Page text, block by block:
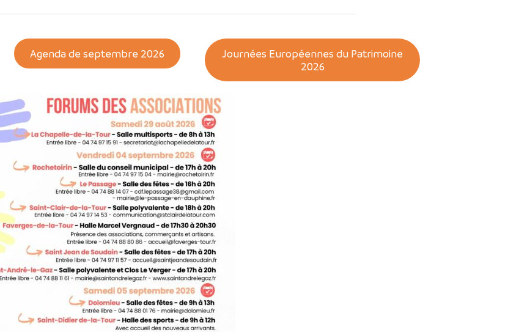
Agenda de septembre 2026
Journées Européennes du Patrimoine
2026